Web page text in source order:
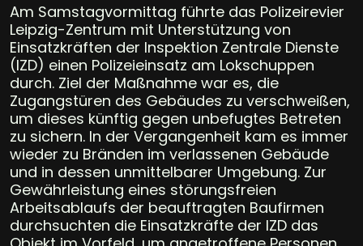
Am Samstagvormittag führte das Polizeirevier
Leipzig-Zentrum mit Unterstützung von
Einsatzkräften der Inspektion Zentrale Dienste
(IZD) einen Polizeieinsatz am Lokschuppen
durch. Ziel der Maßnahme war es, die
Zugangstüren des Gebäudes zu verschweißen,
um dieses künftig gegen unbefugtes Betreten
zu sichern. In der Vergangenheit kam es immer
wieder zu Bränden im verlassenen Gebäude
und in dessen unmittelbarer Umgebung. Zur
Gewährleistung eines störungsfreien
Arbeitsablaufs der beauftragten Baufirmen
durchsuchten die Einsatzkräfte der IZD das